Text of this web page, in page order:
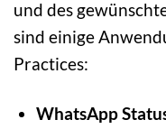
und des
sind einige
Practices:
WhatsApp